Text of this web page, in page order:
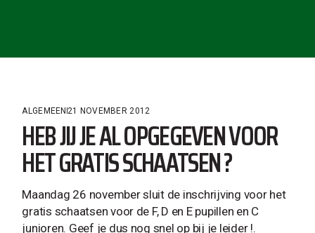
ALGEMEEN 21 NOVEMBER 2012
HEB JIJ JE AL OPGEGEVEN VOOR
HET GRATIS SCHAATSEN ?
Maandag 26 november sluit de inschrijving voor het
gratis schaatsen voor de F, D en E pupillen en C
junioren. Geef je dus nog snel op bij je leider !.